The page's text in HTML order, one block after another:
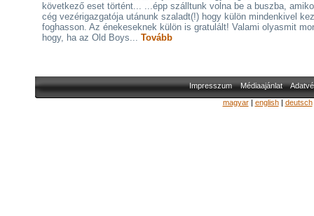
következő eset történt... ...épp szálltunk volna be a buszba,
cég vezérigazgatója utánunk szaladt(!) hogy külön mindenkivel
foghasson. Az énekeseknek külön is gratulált! Valami olyasmit
hogy, ha az Old Boys... Tovább
Impresszum Médiaajánlat
magyar| english| deutsch